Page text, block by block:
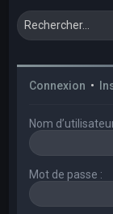
Connexion •
Nom
Mot de passe :